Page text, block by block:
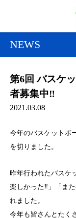
NEWS
第6回 バスケ
者募集中‼
2021.03.08
今年のバスケットボ
を切りました。
昨年行われたバスケ
楽しかった‼」「ま
れました。
今年も皆さんとたく